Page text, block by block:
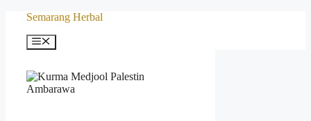
Langsung
Semarang Herbal
Menu